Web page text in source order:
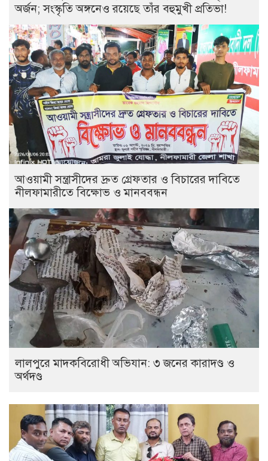
অর্জন; সংস্কৃতি অঙ্গনেও রয়েছে তাঁর বহুমুখী প্রতিভা!
আওয়ামী সন্ত্রাসীদের দ্রুত গ্রেফতার ও বিচারের দাবিতে
নীলফামারীতে বিক্ষোভ ও মানববন্ধন
লালপুরে মাদকবিরোধী অভিযান: ৩ জনের কারাদণ্ড ও
অর্থদণ্ড